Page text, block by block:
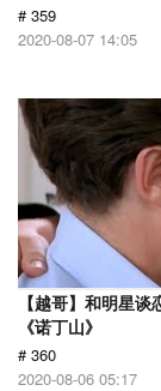
# 359
2020-08-07 14:05
【越哥】和明星
《诺丁山》
# 360
2020-08-06 05:17